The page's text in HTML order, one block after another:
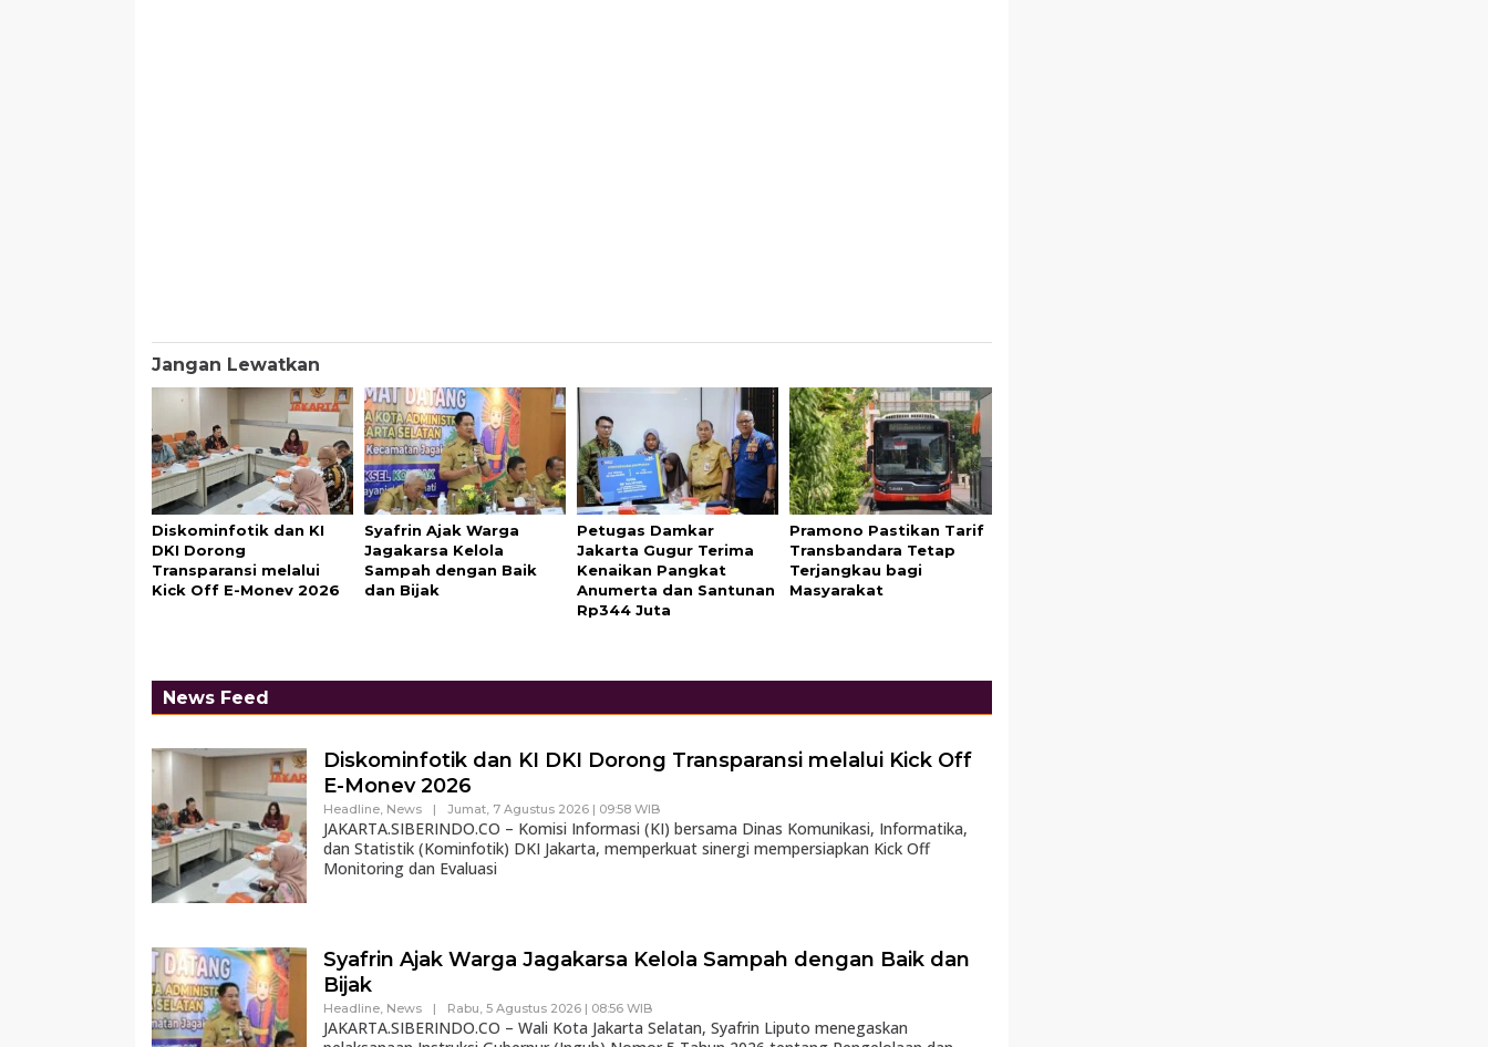
Jangan Lewatkan
Diskominfotik dan KI
DKI Dorong
Transparansi melalui
Kick Off E-Monev 2026
Syafrin Ajak Warga
Jagakarsa Kelola
Sampah dengan Baik
dan Bijak
Petugas Damkar
Jakarta Gugur Terima
Kenaikan Pangkat
Anumerta dan Santunan
Rp344 Juta
Pramono Pastikan Tarif
Transbandara Tetap
Terjangkau bagi
Masyarakat
News Feed
Diskominfotik dan KI DKI Dorong Transparansi melalui Kick Off
E-Monev 2026
Headline News | Jumat, 7 Agustus 2026 | 09:58 WIB
JAKARTA.SIBERINDO.CO – Komisi Informasi (KI) bersama Dinas Komunikasi, Informatika,
dan Statistik (Kominfotik) DKI Jakarta, memperkuat sinergi mempersiapkan Kick Off
Monitoring dan Evaluasi
Syafrin Ajak Warga Jagakarsa Kelola Sampah dengan Baik dan
Bijak
Headline News | Rabu, 5 Agustus 2026 | 08:56 WIB
JAKARTA.SIBERINDO.CO – Wali Kota Jakarta Selatan, Syafrin Liputo menegaskan